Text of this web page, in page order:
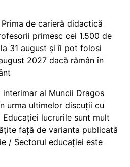
Prima de carieră didactică
primesc cei 1.500 de
31 august și îi pot folosi
2027 dacă rămân în
interimar al Muncii Dragos
urma ultimelor discuții cu
Educației lucrurile sunt mult
față de varianta publicată
/ Sectorul educației este